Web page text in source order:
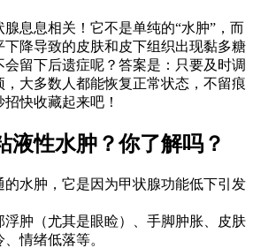
息息相关！它不是单纯的“水肿”，而
下降导致的皮肤和皮下组织出现黏多糖
留下后遗症呢？答案是：只要及时调
大多数人都能恢复正常状态，不留痕
快收藏起来吧！
液性水肿？你了解吗？
水肿，它是因为甲状腺功能低下引发
肿（尤其是眼睑）、手脚肿胀、皮肤
情绪低落等。